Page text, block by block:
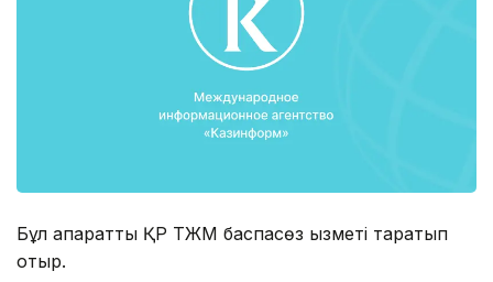
Бұл ақпаратты ҚР ТЖМ баспасөз қызметі таратып
отыр.